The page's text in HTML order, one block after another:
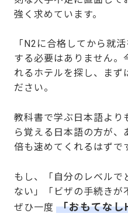
強く求めています。
「N2に合格してから就
する必要はありません。
れるホテルを探し、まず
ださい。
教科書で学ぶ日本語より
ら覚える日本語の方が
倍も速めてくれるはずで
もし、「自分のレベルで
ない」「ビザの手続きが
ぜひ一度 「おもてなし